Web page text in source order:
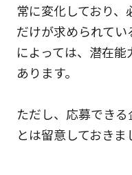
常に変化しており
だけが求められて
によっては、潜在
あります。
ただし、応募でき
とは留意しておきま